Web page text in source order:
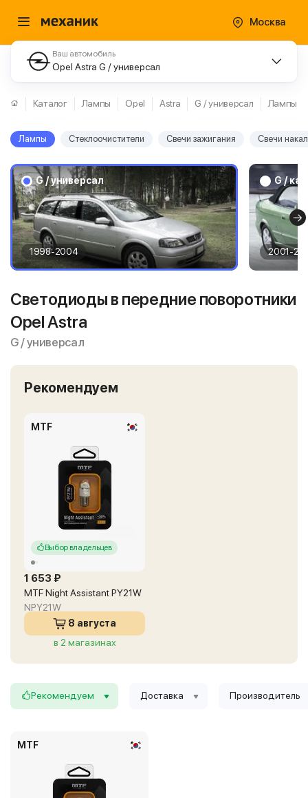
Москва
Ваш автомобиль
Opel Astra G / универсал
Каталог Лампы Opel Astra G / универсал Лампы
Лампы Стеклоочистители Свечи зажигания Свечи
G / универсал
1998-2004
G /
2001-
Светодиоды в передние поворотники
Opel Astra
G / универсал
Рекомендуем
MTF
Выбор владельцев
1 653 ₽
MTF Night Assistant PY21W
NPY21W
8 августа
в 2 магазинах
Рекомендуем Доставка Производитель
MTF